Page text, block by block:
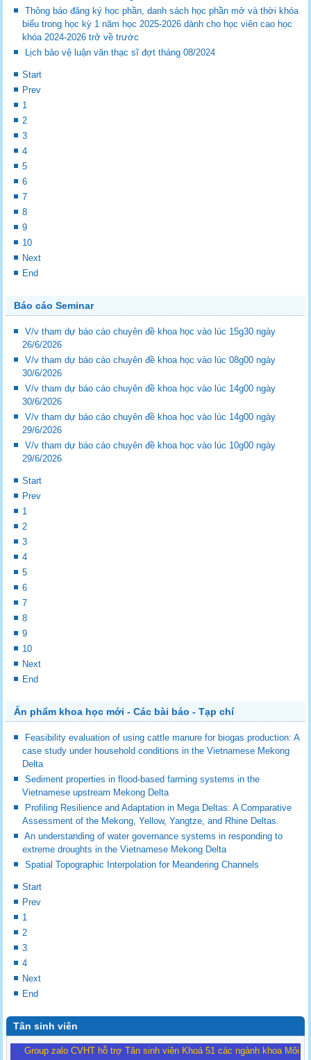
Thông báo đăng ký học phần, danh sách học phần mở và thời khóa
biểu trong học kỳ 1 năm học 2025-2026 dành cho học viên cao học
khóa 2024-2026 trở về trước
Lịch bảo vệ luận văn thạc sĩ đợt tháng 08/2024
Start
Prev
1
2
3
4
5
6
7
8
9
10
Next
End
Báo cáo Seminar
V/v tham dự báo cáo chuyên đề khoa học vào lúc 15g30 ngày
26/6/2026
V/v tham dự báo cáo chuyên đề khoa học vào lúc 08g00 ngày
30/6/2026
V/v tham dự báo cáo chuyên đề khoa học vào lúc 14g00 ngày
30/6/2026
V/v tham dự báo cáo chuyên đề khoa học vào lúc 14g00 ngày
29/6/2026
V/v tham dự báo cáo chuyên đề khoa học vào lúc 10g00 ngày
29/6/2026
Start
Prev
1
2
3
4
5
6
7
8
9
10
Next
End
Ấn phẩm khoa học mới - Các bài báo - Tạp chí
Feasibility evaluation of using cattle manure for biogas production: A
case study under household conditions in the Vietnamese Mekong
Delta
Sediment properties in flood-based farming systems in the
Vietnamese upstream Mekong Delta
Profiling Resilience and Adaptation in Mega Deltas: A Comparative
Assessment of the Mekong, Yellow, Yangtze, and Rhine Deltas.
An understanding of water governance systems in responding to
extreme droughts in the Vietnamese Mekong Delta
Spatial Topographic Interpolation for Meandering Channels
Start
Prev
1
2
3
4
Next
End
Tân sinh viên
Group zalo CVHT hỗ trợ Tân sinh viên Khoá 51 các ngành khoa Môi